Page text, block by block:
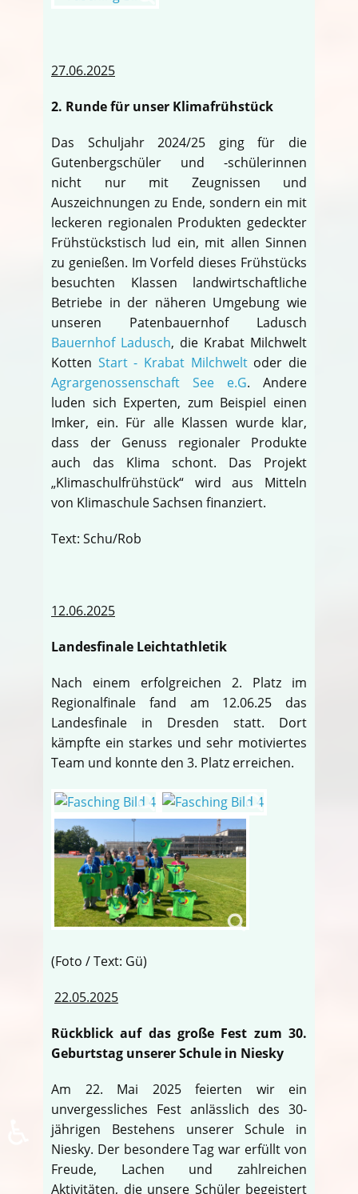
27.06.2025
2. Runde für unser Klimafrühstück
Das Schuljahr 2024/25 ging für die
Gutenbergschüler und -schülerinnen
nicht nur mit Zeugnissen und
Auszeichnungen zu Ende, sondern ein mit
leckeren regionalen Produkten gedeckter
Frühstückstisch lud ein, mit allen Sinnen
zu genießen. Im Vorfeld dieses Frühstücks
besuchten Klassen landwirtschaftliche
Betriebe in der näheren Umgebung wie
unseren Patenbauernhof Ladusch
Bauernhof Ladusch, die Krabat Milchwelt
Kotten Start - Krabat Milchweltoder die
Agrargenossenschaft See e.G. Andere
luden sich Experten, zum Beispiel einen
Imker, ein. Für alle Klassen wurde klar,
dass der Genuss regionaler Produkte
auch das Klima schont. Das Projekt
„Klimaschulfrühstück“ wird aus Mitteln
von Klimaschule Sachsen finanziert.
Text: Schu/Rob
12.06.2025
Landesfinale Leichtathletik
Nach einem erfolgreichen 2. Platz im
Regionalfinale fand am 12.06.25 das
Landesfinale in Dresden statt. Dort
kämpfte ein starkes und sehr motiviertes
Team und konnte den 3. Platz erreichen.
(Foto / Text: Gü)
22.05.2025
Rückblick auf das große Fest zum 30.
Geburtstag unserer Schule in Niesky
Am 22. Mai 2025 feierten wir ein
unvergessliches Fest anlässlich des 30-
jährigen Bestehens unserer Schule in
Niesky. Der besondere Tag war erfüllt von
Freude, Lachen und zahlreichen
Aktivitäten, die unsere Schüler begeistert